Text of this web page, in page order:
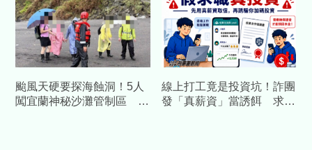
颱風天硬要探海蝕洞！5人
闖宜蘭神秘沙灘管制區 海
線上打工竟是投資坑！詐團
發「真薪資」當誘餌 求職